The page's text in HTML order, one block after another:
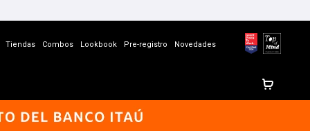
Tiendas Combos Lookbook Pre-registro Novedades